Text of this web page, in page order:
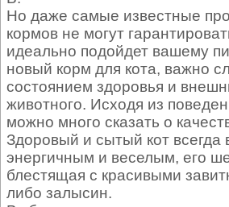
Но даже самые известные
кормов не могут
идеально подойдет вашему
новый корм для кота, важно
состоянием здоровья и
животного. Исходя из
можно много сказать о
Здоровый и сытый кот всегда
энергичным и веселым, его
блестящая с красивыми
либо залысин.